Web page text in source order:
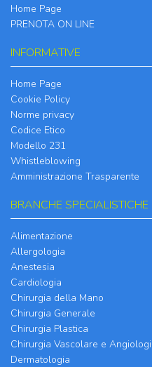
Home Page
PRENOTA ON LINE
INFORMATIVE
Home Page
Cookie Policy
Norme privacy
Codice Etico
Modello 231
Whistleblowing
Amministrazione Trasparente
BRANCHE SPECIALISTICHE
Alimentazione
Allergologia
Anestesia
Cardiologia
Chirurgia della Mano
Chirurgia Generale
Chirurgia Plastica
Chirurgia Vascolare e
Dermatologia